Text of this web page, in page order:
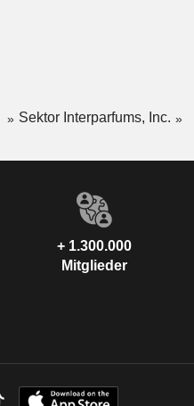
Sektor Interparfums, Inc.
+ 1.300.000
Mitglieder